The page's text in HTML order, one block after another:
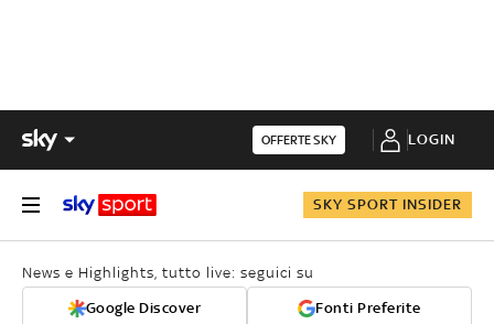
OFFERTE SKY LOGIN
SKY SPORT INSIDER
News e Highlights, tutto live: seguici su
Google Discover Fonti Preferite